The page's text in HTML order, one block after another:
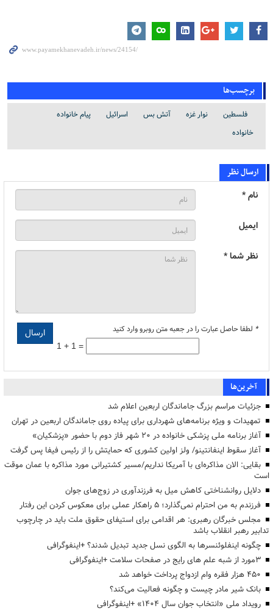
برچسب‌ها
فلسطین نوار غزه آتش بس اسرائیل
پیام خانواده
خانواده
ارسال نظر
نام *
ایمیل
نظر شما *
* لطفا حاصل عبارت را در جعبه متن روبرو وارد کنید
1 + 1 =
آخرین‌ها
جزئیات مراسم بزرگ جاماندگان اربعین اعلام شد
تمهیدات و ویژه برنامه‌های شهرداری برای پیاده روی جاماندگان اربعین در تهران
آغاز برنامه ملی پزشکی خانواده در ۲۰ شهر فاز دوم با حضور «پزشکیان»
آغاز سقوط اینفانتینو/ ولز اولین کشوری که حمایتش را از رئیس فیفا پس گرفت
بقایی: الان مذاکره‌ای با آمریکا نداریم/مسیر کشتیرانی مورد مذاکره با عمان موقت
است
دلایل روانشناختی کاهش میل به فرزندآوری در زوج‌های جوان
فرزندم به من احترام نمی‌گذارد؛ ۵ راهکار عملی برای معکوس کردن این رفتار
مجلس خبرگان رهبری: هر اقدامی برای استیفای حقوق ملت باید در چارچوب
تدابیر رهبر انقلاب باشد
چگونه اینفلوئنسرها به الگوی نسل جدید تبدیل شدند؟ +اینفوگرافی
3مورد از شبه علم های رایج در صفحات سلامت +اینفوگرافی
۴۵۰ هزار فقره وام ازدواج پرداخت خواهد شد
بانک شیر مادر چیست و چگونه فعالیت می‌کند؟
رویداد ملی «انتخاب جوان سال ۱۴۰۴» +اینفوگرافی